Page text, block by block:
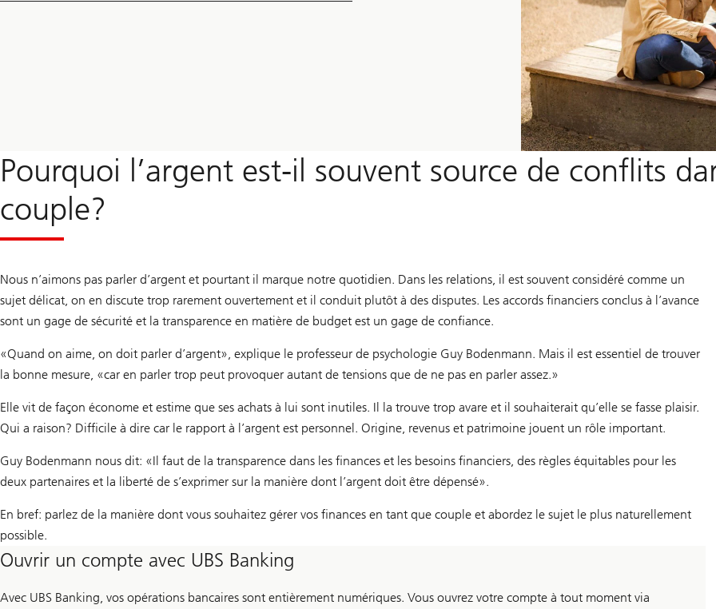
Pourquoi l’argent est-il souvent source de conflits
couple?
Nous n’aimons pas parler d’argent et pourtant il marque notre quotidien. Dans les relations, il est souvent considéré comme un
sujet délicat, on en discute trop rarement ouvertement et il conduit plutôt à des disputes. Les accords financiers conclus à l’avance
sont un gage de sécurité et la transparence en matière de budget est un gage de confiance.
«Quand on aime, on doit parler d’argent», explique le professeur de psychologie Guy Bodenmann. Mais il est essentiel de trouver
la bonne mesure, «car en parler trop peut provoquer autant de tensions que de ne pas en parler assez.»
Elle vit de façon économe et estime que ses achats à lui sont inutiles. Il la trouve trop avare et il souhaiterait qu’elle se fasse plaisir.
Qui a raison? Difficile à dire car le rapport à l’argent est personnel. Origine, revenus et patrimoine jouent un rôle important.
Guy Bodenmann nous dit: «Il faut de la transparence dans les finances et les besoins financiers, des règles équitables pour les
deux partenaires et la liberté de s’exprimer sur la manière dont l’argent doit être dépensé».
En bref: parlez de la manière dont vous souhaitez gérer vos finances en tant que couple et abordez le sujet le plus naturellement
possible.
Ouvrir un compte avec UBS Banking
Avec UBS Banking, vos opérations bancaires sont entièrement numériques. Vous ouvrez votre compte à tout moment via